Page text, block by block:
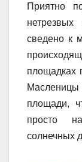
Приятно
сведено к
площадках
площади,
просто
солнечных